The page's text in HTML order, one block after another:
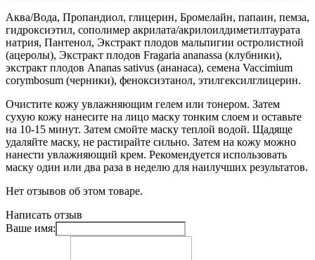
Аква/Вода, Пропандиол, глицерин, Бромелайн, папаин, пемза,
гидроксиэтил, сополимер акрилата/акрилоилдиметилтаурата
натрия, Пантенол, Экстракт плодов мальпигии остролистной
(ацеролы), Экстракт плодов Fragaria ananassa (клубники),
экстракт плодов Ananas sativus (ананаса), семена Vaccimium
corymbosum (черники), феноксиэтанол, этилгексилглицерин.
Очистите кожу увлажняющим гелем или тонером. Затем
сухую кожу нанесите на лицо маску тонким слоем и оставьте
на 10-15 минут. Затем смойте маску теплой водой. Щадяще
удаляйте маску, не растирайте сильно. Затем на кожу можно
нанести увлажняющий крем. Рекомендуется использовать
маску один или два раза в неделю для наилучших результатов.
Нет отзывов об этом товаре.
Написать отзыв
Ваше имя: